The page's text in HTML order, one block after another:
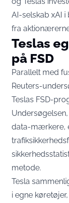
AI-selskab xAI
fra
Teslas
på FSD
Parallelt med
Reuters-
Teslas FSD-
data-mærkere,
metode.
Tesla
i egne